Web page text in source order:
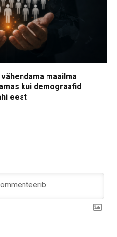
maailma
kui demograafid
eest